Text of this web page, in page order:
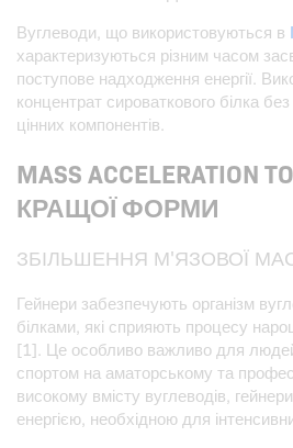
Вуглеводи, що використовуються в
характеризуються різним часом
поступове надходження енергії.
концентрат сироваткового білка
цінних компонентів.
MASS ACCELERATION
КРАЩОЇ ФОРМИ
ЗБІЛЬШЕННЯ М'ЯЗОВОЇ
Гейнери забезпечують організм
білками, які сприяють процесу
[1]. Це особливо важливо для
спортом на аматорському та
високому вмісту вуглеводів,
енергією, необхідною для